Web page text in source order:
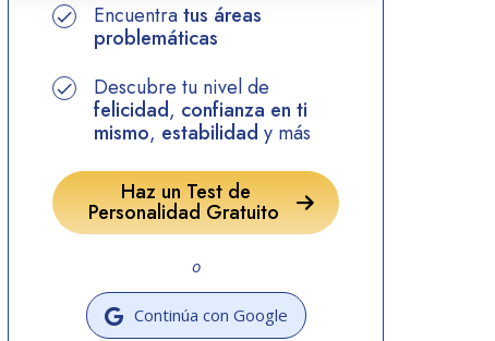
Encuentratus áreas
problemáticas
Descubre tu nivel de
felicidad, confianza en ti
mismo, estabilidad y más
Haz un Test de
Personalidad Gratuito
o
Continúa con Google